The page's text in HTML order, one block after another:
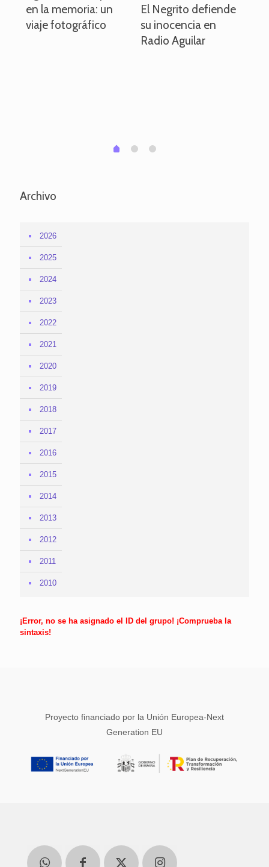
en la memoria: un
viaje fotográfico
El Negrito defiende
su inocencia en
Radio Aguilar
0 1 2
Archivo
2026
2025
2024
2023
2022
2021
2020
2019
2018
2017
2016
2015
2014
2013
2012
2011
2010
¡Error, no se ha asignado el ID del grupo! ¡Comprueba la
sintaxis!
Proyecto financiado por la Unión Europea-Next
Generation EU